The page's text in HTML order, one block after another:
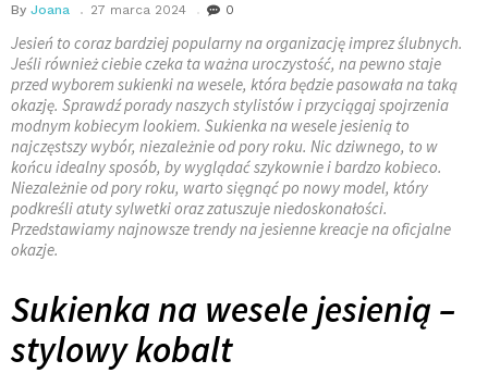
By Joana 27 marca 2024 0
Jesień to coraz bardziej popularny na organizację imprez ślubnych.
Jeśli również ciebie czeka ta ważna uroczystość, na pewno staje
przed wyborem sukienki na wesele, która będzie pasowała na taką
okazję. Sprawdź porady naszych stylistów i przyciągaj spojrzenia
modnym kobiecym lookiem. Sukienka na wesele jesienią to
najczęstszy wybór, niezależnie od pory roku. Nic dziwnego, to w
końcu idealny sposób, by wyglądać szykownie i bardzo kobieco.
Niezależnie od pory roku, warto sięgnąć po nowy model, który
podkreśli atuty sylwetki oraz zatuszuje niedoskonałości.
Przedstawiamy najnowsze trendy na jesienne kreacje na oficjalne
okazje.
Sukienka na wesele jesienią –
stylowy kobalt